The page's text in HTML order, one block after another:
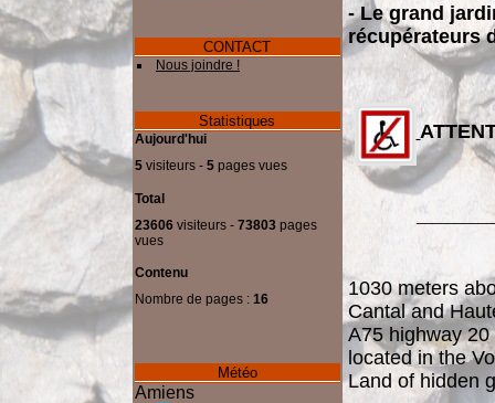
CONTACT
Nous joindre !
Statistiques
Aujourd'hui
5 visiteurs - 5 pages vues
Total
23606 visiteurs - 73803 pages
vues
Contenu
Nombre de pages : 16
Météo
Amiens
- Le grand
récupérateurs
1030 meters
Cantal and
A75 highway
located in the
Land of hidden